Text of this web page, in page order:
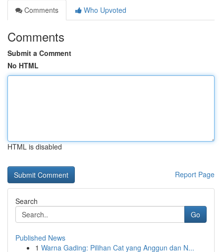
Comments
Who Upvoted
Comments
Submit a Comment
No HTML
HTML is disabled
Report Page
Search
Go
Published News
1 Warna Gading: Pilihan Cat yang Anggun dan N...